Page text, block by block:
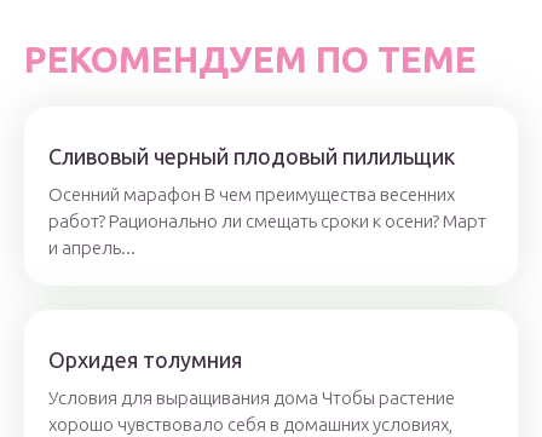
РЕКОМЕНДУЕМ ПО ТЕМЕ
Сливовый черный плодовый пилильщик
Осенний марафон В чем преимущества весенних
работ? Рационально ли смещать сроки к осени? Март
и апрель...
Орхидея толумния
Условия для выращивания дома Чтобы растение
хорошо чувствовало себя в домашних условиях,